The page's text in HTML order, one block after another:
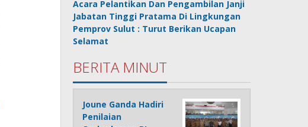
Acara Pelantikan Dan Pengambilan Janji
Jabatan Tinggi Pratama Di Lingkungan
Pemprov Sulut : Turut Berikan Ucapan
Selamat
BERITA MINUT
Joune Ganda Hadiri
Penilaian